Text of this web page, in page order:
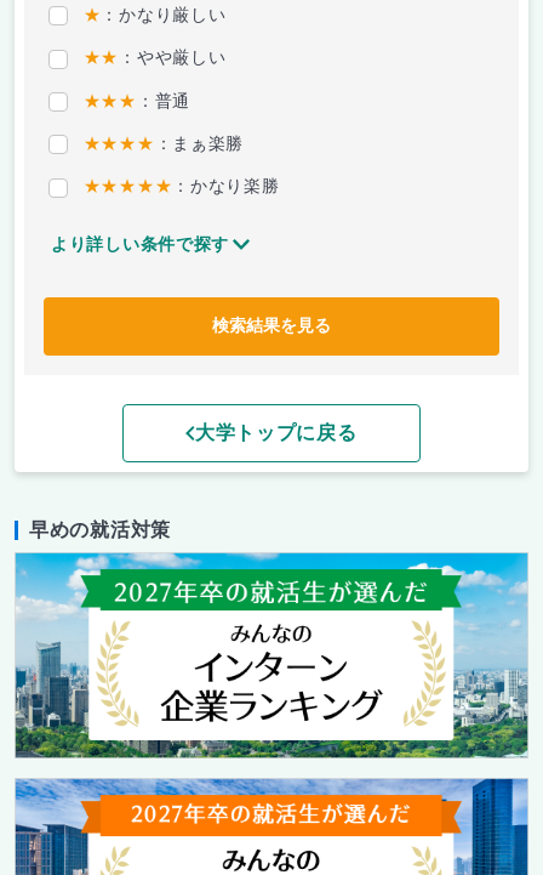
★ ：かなり厳しい
★★ ：やや厳しい
★★★ ：普通
★★★★ ：まぁ楽勝
★★★★★ ：かなり楽勝
より詳しい条件で探す
検索結果を見る
大学トップに戻る
早めの就活対策